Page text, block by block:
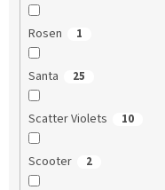
Rosen 1
Santa 25
Scatter Violets 10
Scooter 2